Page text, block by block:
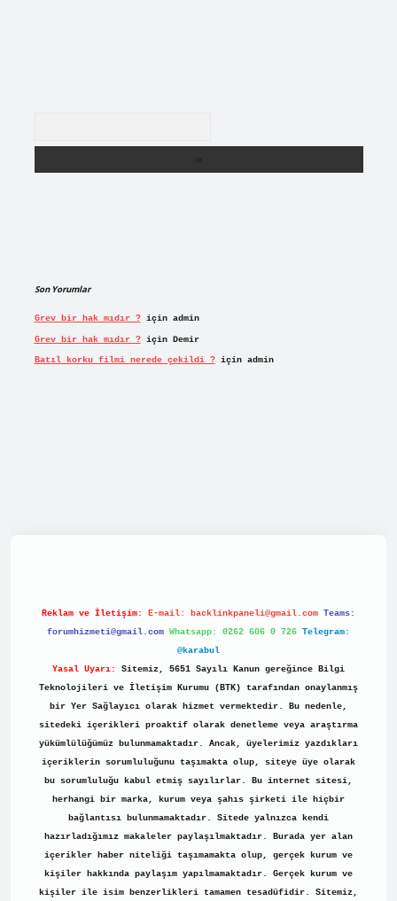
Son Yorumlar
Grev bir hak mıdır ?için admin
Grev bir hak mıdır ?için Demir
Batıl korku filmi nerede çekildi ?için admin
Reklam ve İletişim: E-mail: backlinkpaneli@gmail.com Teams:
forumhizmeti@gmail.com Whatsapp: 0262 606 0 726 Telegram:
@karabul
Yasal Uyarı:
Sitemiz, 5651 Sayılı Kanun gereğince Bilgi
Teknolojileri ve İletişim Kurumu (BTK) tarafından onaylanmış
bir Yer Sağlayıcı olarak hizmet vermektedir. Bu nedenle,
sitedeki içerikleri proaktif olarak denetleme veya araştırma
yükümlülüğümüz bulunmamaktadır. Ancak, üyelerimiz yazdıkları
içeriklerin sorumluluğunu taşımakta olup, siteye üye olarak
bu sorumluluğu kabul etmiş sayılırlar. Bu internet sitesi,
herhangi bir marka, kurum veya şahıs şirketi ile hiçbir
bağlantısı bulunmamaktadır. Sitede yalnızca kendi
hazırladığımız makaleler paylaşılmaktadır. Burada yer alan
içerikler haber niteliği taşımamakta olup, gerçek kurum ve
kişiler hakkında paylaşım yapılmamaktadır. Gerçek kurum ve
kişiler ile isim benzerlikleri tamamen tesadüfidir. Sitemiz,